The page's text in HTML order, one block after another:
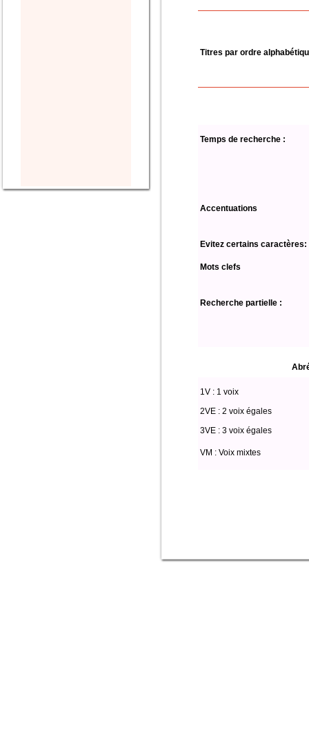
Titres par ordre
Temps de recherche :
Accentuations
Evitez certains caractères:
Mots clefs
Recherche partielle :
1V : 1 voix
2VE : 2 voix égales
3VE : 3 voix égales
VM : Voix mixtes